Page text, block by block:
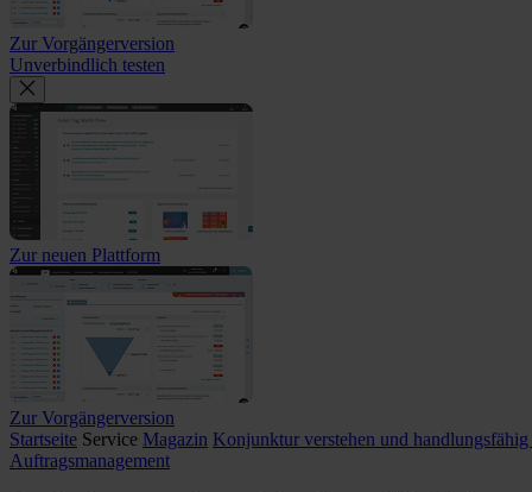
Zur Vorgängerversion
Unverbindlich testen
Zur neuen Plattform
Zur Vorgängerversion
Startseite Service Magazin Konjunktur verstehen und handlungsfähig
Auftragsmanagement